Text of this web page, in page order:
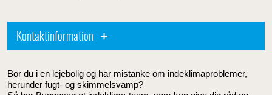
Kontaktinformation
Bor du i en lejebolig og har mistanke om indeklimaproblemer,
herunder fugt- og skimmelsvamp?